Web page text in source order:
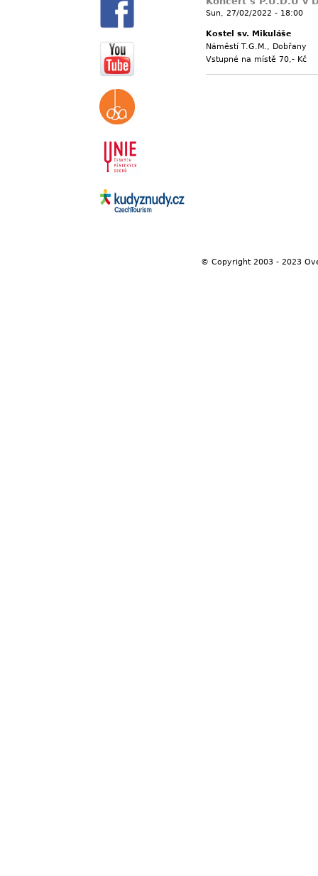
Sun, 27/02/2022 - 18:00
Kostel sv. Mikuláše
Náměstí T.G.M., Dobřany
Vstupné na místě 70,- Kč
© Copyright 2003 - 2023